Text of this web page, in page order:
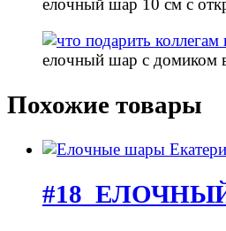
елочный шар 10 см с
елочный шар с домиком
Похожие товары